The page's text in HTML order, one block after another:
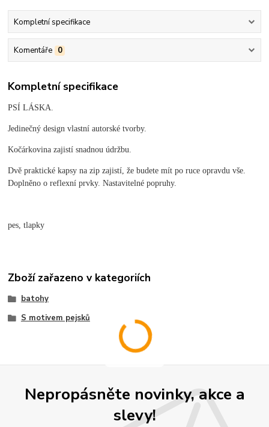
Kompletní specifikace
Komentáře 0
Kompletní specifikace
PSÍ LÁSKA.
Jedinečný design vlastní autorské tvorby.
Kočárkovina zajistí snadnou údržbu.
Dvě praktické kapsy na zip zajistí, že budete mít po ruce opravdu vše.
Doplněno o reflexní prvky. Nastavitelné popruhy.
pes, tlapky
Zboží zařazeno v kategoriích
batohy
S motivem pejsků
Nepropásněte novinky, akce a
slevy!